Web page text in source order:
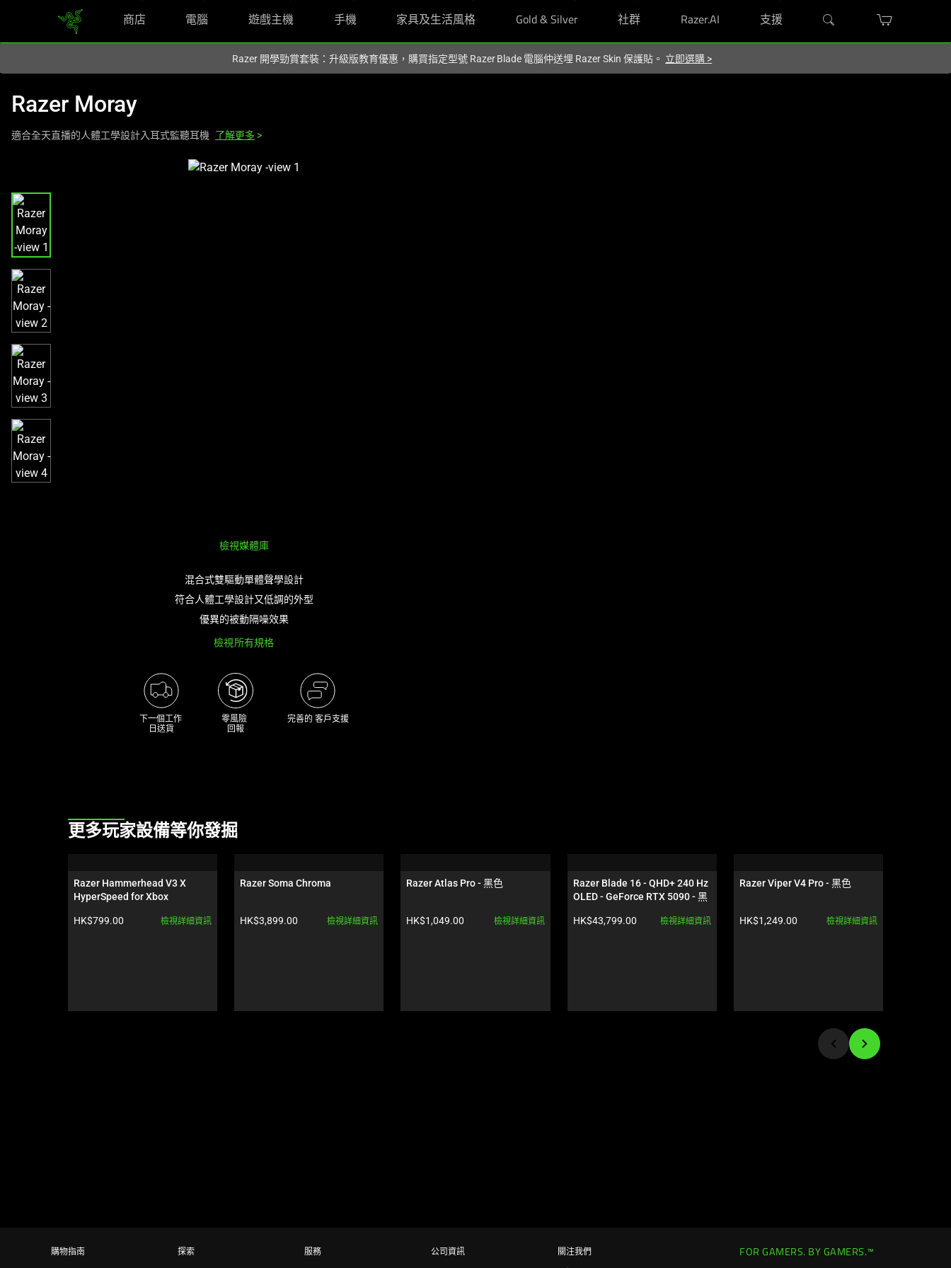
商店 電腦 遊戲主機 手機 家具及生活風格 Gold & Silver 社群 Razer.AI 支援
Razer 開學勁賞套裝：升級版教育優惠，購買指定型號 Razer Blade 電腦仲送埋 Razer Skin 保護貼。 立即選購 >
Razer Moray
適合全天直播的人體工學設計入耳式監聽耳機 了解更多 >
a
carousel
with
one
large
image
and
a
track
of
thumbnails
below.
Select
any
of
the
image
檢視媒體庫
混合式雙驅動單體聲學設計
符合人體工學設計又低調的外型
優異的被動隔噪效果
檢視所有規格
下一個工作
日送貨
零風險
回報
完善的 客戶支援
This
carousel.
Use
and
or
更多玩家設備等你發掘
Razer Hammerhead V3 X
HyperSpeed for Xbox
產品價格:
HK$799.00 檢視詳細資訊
Razer Soma Chroma
產品價格:
HK$3,899.00 檢視詳細資訊
Razer Atlas Pro - 黑色
產品價格:
HK$1,049.00 檢視詳細資訊
Razer Blade 16 - QHD+ 240 Hz
OLED - GeForce RTX 5090 - 黑
產品價格:
HK$43,799.00 檢視詳細資訊
Razer Viper V4 Pro - 黑色
產品價格:
HK$1,249.00 檢視詳細資訊
購物指南 探索 服務 公司資訊 關注我們 FOR GAMERS. BY GAMERS.™